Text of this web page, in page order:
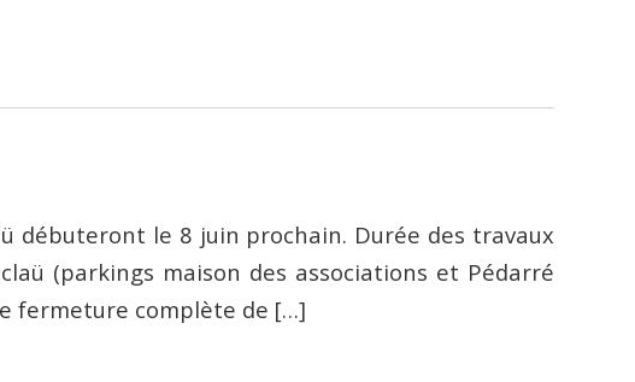
débuteront le 8 juin prochain. Durée des travaux
(parkings maison des associations et Pédarré
fermeture complète de […]